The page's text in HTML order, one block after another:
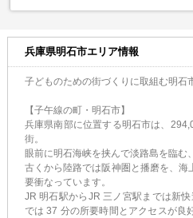
兵庫県明石市エリア情報
子どものための街づくりに取組む明石
【子午線の町・明石市】
兵庫県南部に位置する明石市は、
街。
眼前に明石海峡を挟んで淡路島を臨む
古くから陸路では阪神圏と播磨を、
要衝なっています。
JR 明石駅からJR 三ノ宮駅までは新
では 37 分の所要時間とアクセスが良